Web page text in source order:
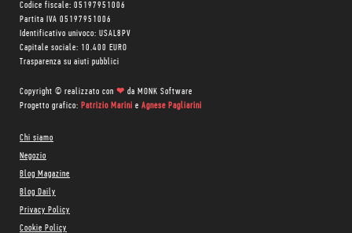
Codice fiscale: 05197951006
Partita IVA 05197951006
Identificativo univoco: USAL8PV
Capitale sociale: 10.400 EURO
Trasparenza su aiuti pubblici
Copyright © realizzato con ❤ da MONK Software
Progetto grafico: Patrizio Marini e Agnese Pagliarini
Chi siamo
Negozio
Blog Magazine
Blog Daily
Privacy Policy
Cookie Policy